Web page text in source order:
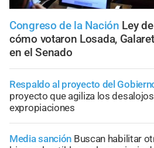
Congreso de la Nación Ley
cómo votaron Losada,
en el Senado
Respaldo al proyecto del
proyecto que agiliza los
expropiaciones
Media sanción Buscan habilitar